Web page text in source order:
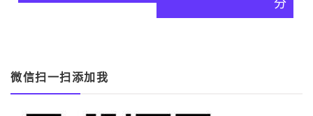
覽
分
微信扫一扫添加我